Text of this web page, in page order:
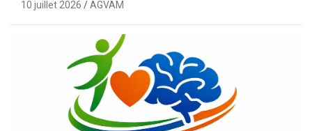
10 juillet 2026 AGVAM